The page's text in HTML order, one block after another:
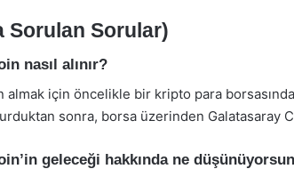
Sorulan Sorular)
nasıl alınır?
almak için öncelikle bir kripto para
sonra, borsa üzerinden Galatasaray
geleceği hakkında ne